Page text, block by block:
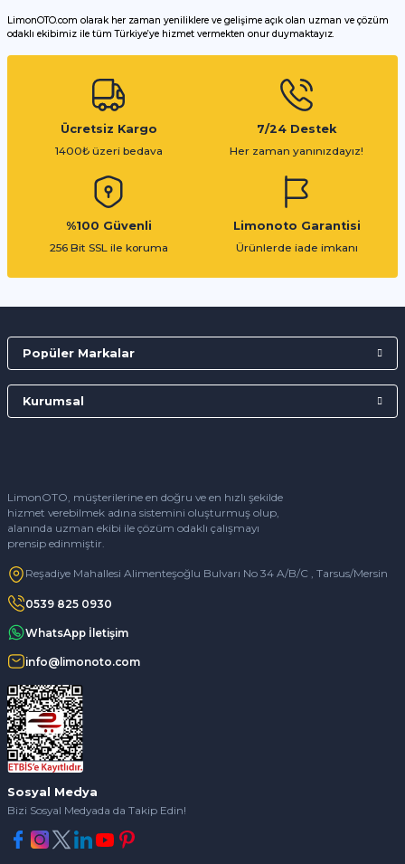
LimonOTO.com olarak her zaman yeniliklere ve gelişime açık olan uzman ve çözüm
odaklı ekibimiz ile tüm Türkiye’ye hizmet vermekten onur duymaktayız.
Ücretsiz Kargo
1400₺ üzeri bedava
7/24 Destek
Her zaman yanınızdayız!
%100 Güvenli
256 Bit SSL ile koruma
Limonoto Garantisi
Ürünlerde iade imkanı
LimonOTO, müşterilerine en doğru ve en hızlı şekilde
hizmet verebilmek adına sistemini oluşturmuş olup,
alanında uzman ekibi ile çözüm odaklı çalışmayı
prensip edinmiştir.
Reşadiye Mahallesi Alimenteşoğlu Bulvarı No 34 A/B/C , Tarsus/Mersin
0539 825 0930
WhatsApp İletişim
info@limonoto.com
Popüler Markalar
Kurumsal
Sosyal Medya
Bizi Sosyal Medyada da Takip Edin!